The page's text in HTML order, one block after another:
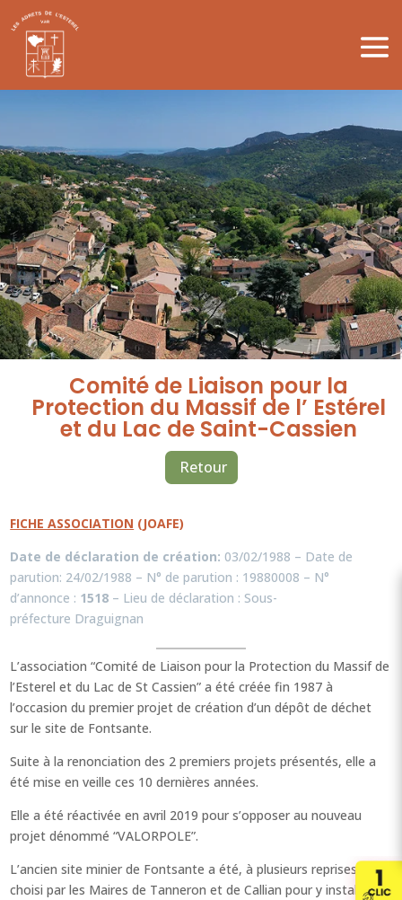
Retour
Comité de Liaison pour la
Protection du Massif de l’ Estérel
et du Lac de Saint-Cassien
FICHE ASSOCIATION (JOAFE)
Date de déclaration de création: 03/02/1988 – Date de
parution: 24/02/1988 – N° de parution : 19880008 – N°
d’annonce : 1518 – Lieu de déclaration : Sous-
préfecture Draguignan
L’association “Comité de Liaison pour la Protection du Massif de
l’Esterel et du Lac de St Cassien” a été créée fin 1987 à
l’occasion du premier projet de création d’un dépôt de déchet
sur le site de Fontsante.
Suite à la renonciation des 2 premiers projets présentés, elle a
été mise en veille ces 10 dernières années.
Elle a été réactivée en avril 2019 pour s’opposer au nouveau
projet dénommé “VALORPOLE”.
L’ancien site minier de Fontsante a été, à plusieurs reprises,
choisi par les Maires de Tanneron et de Callian pour y installer